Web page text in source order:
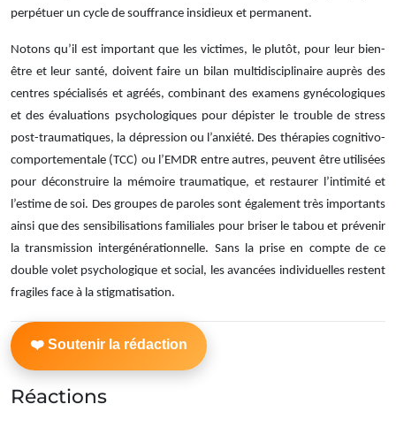
perpétuer un cycle de souffrance insidieux et permanent.
Notons qu’il est important que les victimes, le plutôt, pour leur bien-
être et leur santé, doivent faire un bilan multidisciplinaire auprès des
centres spécialisés et agréés, combinant des examens gynécologiques
et des évaluations psychologiques pour dépister le trouble de stress
post-traumatiques, la dépression ou l’anxiété. Des thérapies cognitivo-
comportementale (TCC) ou l’EMDR entre autres, peuvent être utilisées
pour déconstruire la mémoire traumatique, et restaurer l’intimité et
l’estime de soi. Des groupes de paroles sont également très importants
ainsi que des sensibilisations familiales pour briser le tabou et prévenir
la transmission intergénérationnelle. Sans la prise en compte de ce
double volet psychologique et social, les avancées individuelles restent
fragiles face à la stigmatisation.
Réactions